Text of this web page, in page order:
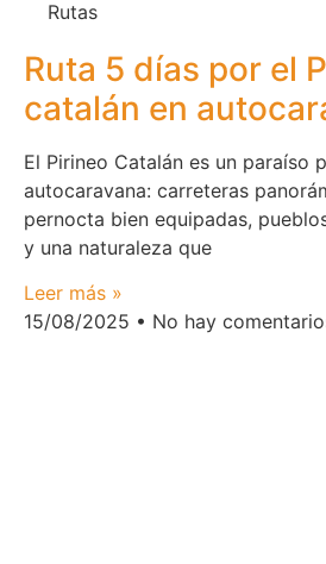
Rutas
Ruta 5 días por el
catalán en
El Pirineo Catalán es un paraíso
autocaravana: carreteras
pernocta bien equipadas,
y una naturaleza que
Leer más »
15/08/2025
No hay